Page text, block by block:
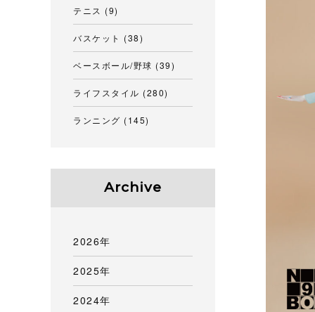
テニス (9)
バスケット (38)
ベースボール/野球 (39)
ライフスタイル (280)
ランニング (145)
Archive
2026年
2025年
2024年